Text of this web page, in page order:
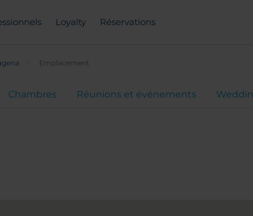
Loyalty Réservations
Emplacement
Chambres Réunions et événements